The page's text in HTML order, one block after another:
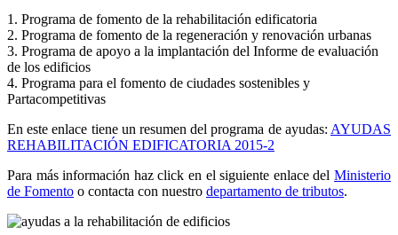
1. Programa de fomento de la rehabilitación edificatoria
2. Programa de fomento de la regeneración y renovación urbanas
3. Programa de apoyo a la implantación del Informe de evaluación
de los edificios
4. Programa para el fomento de ciudades sostenibles y
Partacompetitivas
En este enlace tiene un resumen del programa de ayudas: AYUDAS
REHABILITACIÓN EDIFICATORIA 2015-2
Para más información haz click en el siguiente enlace del Ministerio
de Fomento o contacta con nuestro departamento de tributos.